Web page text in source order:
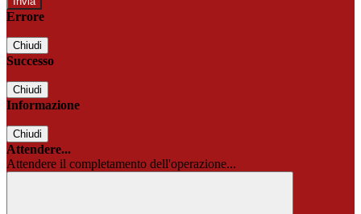
Errore
Chiudi
Successo
Chiudi
Informazione
Chiudi
Attendere...
Attendere il completamento dell'operazione...